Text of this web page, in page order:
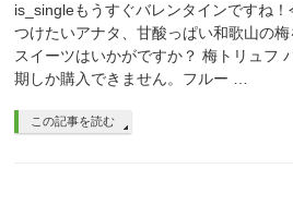
is_singleもうすぐバレンタインですね
つけたいアナタ、甘酸っぱい和歌山の
スイーツはいかがですか？ 梅トリュフ
期しか購入できません。フルー …
この記事を読む